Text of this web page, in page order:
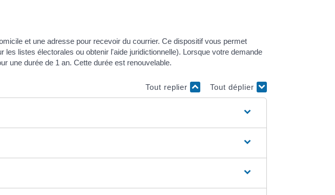
et une adresse pour recevoir du courrier. Ce dispositif vous permet
listes électorales ou obtenir l'aide juridictionnelle). Lorsque votre demande
une durée de 1 an. Cette durée est renouvelable.
Tout replier Tout déplier